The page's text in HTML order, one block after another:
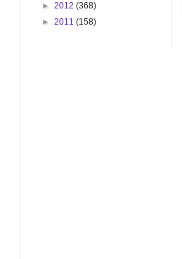
► 2012 (368)
► 2011 (158)